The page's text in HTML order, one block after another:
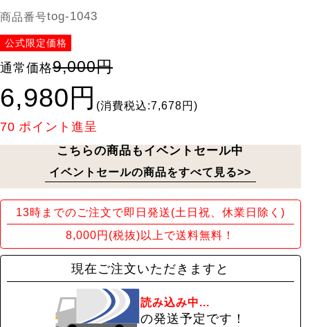
商品番号tog-1043
公式限定価格
通常価格9,000円
6,980円 (消費税込:7,678円)
70 ポイント進呈
こちらの商品もイベントセール中
イベントセールの商品をすべて見る>>
13時までのご注文で即日発送(土日祝、休業日除く)
8,000円(税抜)以上で送料無料！
現在ご注文いただきますと
読み込み中...
の発送予定です！